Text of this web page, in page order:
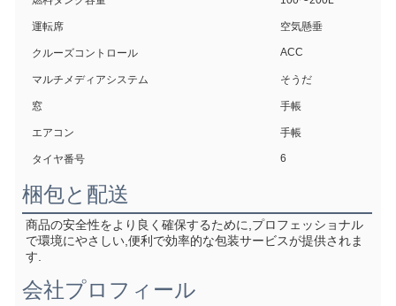
運転席 空気懸垂
クルーズコントロール ACC
マルチメディアシステム そうだ
窓 手帳
エアコン 手帳
タイヤ番号 6
梱包と配送
商品の安全性をより良く確保するために,プロフェッショナル
で環境にやさしい,便利で効率的な包装サービスが提供されま
す.
会社プロフィール